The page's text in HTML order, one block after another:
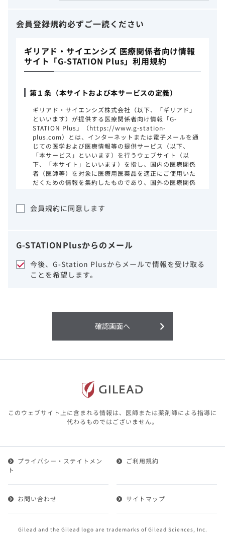
会員登録規約必ずご一読ください
ギリアド・サイエンシズ 医療関係者向け情報
サイト「G-STATION Plus」利用規約
第１条（本サイトおよび本サービスの定義）
ギリアド・サイエンシズ株式会社（以下、「ギリアド」
といいます）が提供する医療関係者向け情報「G-
STATION Plus」（https://www.g-station-
plus.com）とは、インターネットまたは電子メールを通
じての医学および医療情報等の提供サービス（以下、
「本サービス」といいます）を行うウェブサイト（以
下、「本サイト」といいます）を指し、国内の医療関係
者（医師等）を対象に医療用医薬品を適正にご使用いた
だくための情報を集約したものであり、国外の医療関係
事項をご熟読いただき、同意された場合のみご利用くだ
ギリアドは、本サイトのコンテンツについて
細心の注意を払い、正確かつ最新の情報を提
供するように努力をしておりますが、正確
性、確実性、妥当性、有用性、ご利用になら
利用することまたは利用できなかったことよ
り生じる損害については一切の責任を負いか
含む）の情報は、その製品またはその製品の
本サイト内の情報は、医師その他医療関係者
が行なうべきアドバイスやサービスを提供す
るものではありません。本サイトに表示され
ている情報は、決して、医師その他医療関係
1.会員とは、医療関係者の方で、本サービスの利用規約
ービスに登録を申し込みギリアドがこれを承認した方を
いいます。
けることができます。
会員規約に同意します
G-STATIONPlusからのメール
今後、G-Station Plusからメールで情報を受け取る
ことを希望します。
確認画面へ
このウェブサイト上に含まれる情報は、医師または薬剤師による指導に
代わるものではございません。
Gilead and the Gilead logo are trademarks of Gilead Sciences, Inc.
プライバシー・ステイトメン
ト
ご利用規約
お問い合わせ サイトマップ